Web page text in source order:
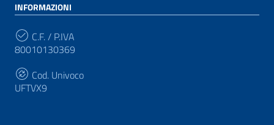
INFORMAZIONI
C.F. / P.IVA
80010130369
Cod. Univoco
UFTVX9